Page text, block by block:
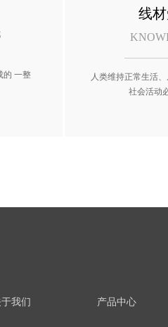
人类维持正常生活
社会活动
线
的 一整
我们 产品中心